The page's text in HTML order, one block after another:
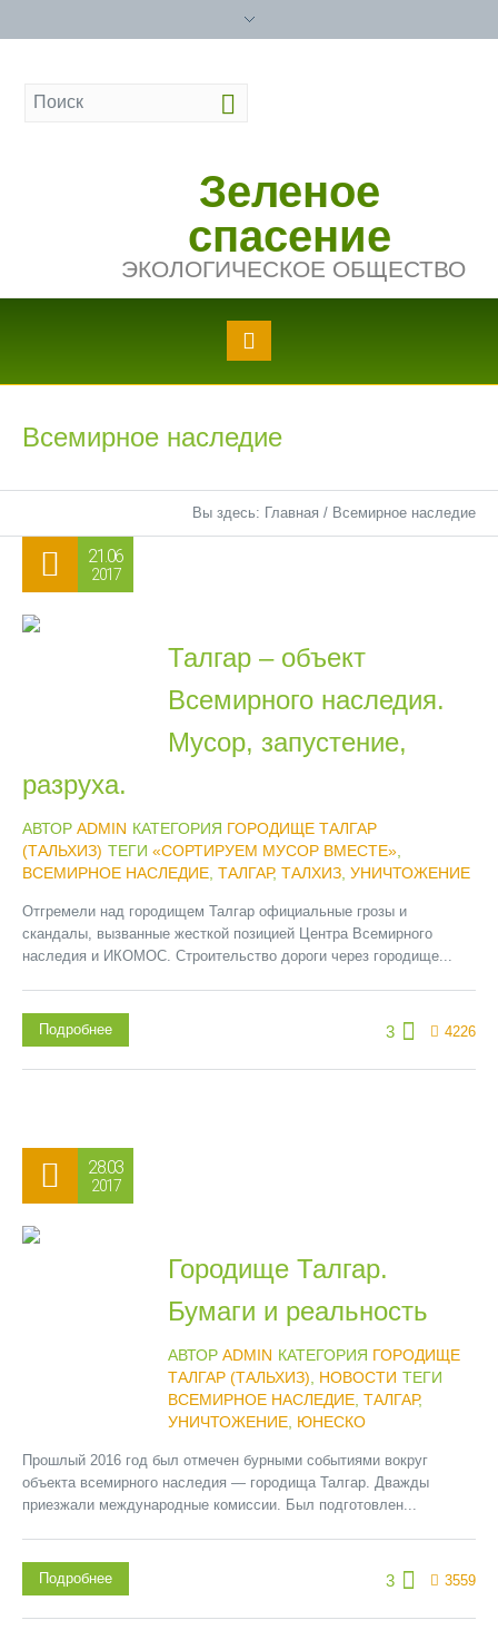
Зеленое
спасение
ЭКОЛОГИЧЕСКОЕ ОБЩЕСТВО
Всемирное наследие
Вы здесь: Главная / Всемирное наследие
21.06
2017
Талгар – объект
Всемирного наследия.
Мусор, запустение,
разруха.
АВТОР ADMIN КАТЕГОРИЯ ГОРОДИЩЕ ТАЛГАР
(ТАЛЬХИЗ) ТЕГИ «СОРТИРУЕМ МУСОР ВМЕСТЕ»
ВСЕМИРНОЕ НАСЛЕДИЕ ТАЛГАР, ТАЛХИЗ УНИЧТОЖЕНИЕ
Отгремели над городищем Талгар официальные грозы и
скандалы, вызванные жесткой позицией Центра Всемирного
наследия и ИКОМОС. Строительство дороги через городище...
3 4226
Подробнее
28.03
2017
Городище Талгар.
Бумаги и реальность
АВТОР ADMIN КАТЕГОРИЯ ГОРОДИЩЕ
ТАЛГАР (ТАЛЬХИЗ)
НОВОСТИ ТЕГИ
ВСЕМИРНОЕ НАСЛЕДИЕ, ТАЛГАР,
УНИЧТОЖЕНИЕ, ЮНЕСКО
Прошлый 2016 год был отмечен бурными событиями вокруг
объекта всемирного наследия — городища Талгар. Дважды
приезжали международные комиссии. Был подготовлен...
3 3559
Подробнее